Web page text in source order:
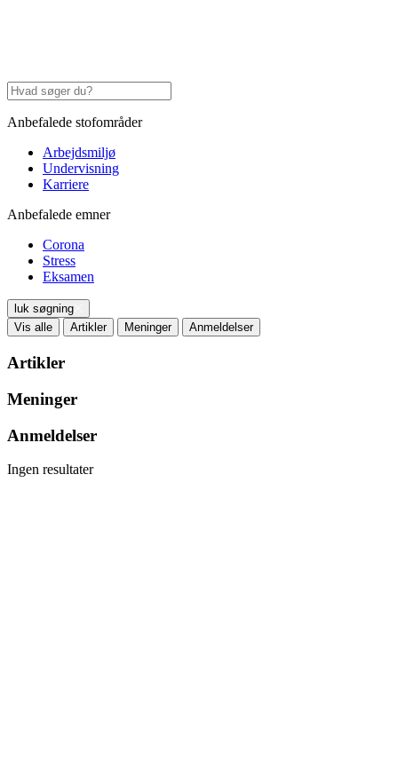
Anbefalede stofområder
Arbejdsmiljø
Undervisning
Karriere
Anbefalede emner
Corona
Stress
Eksamen
luk søgning
Vis alle
Artikler Meninger Anmeldelser
Artikler
Meninger
Anmeldelser
Ingen resultater